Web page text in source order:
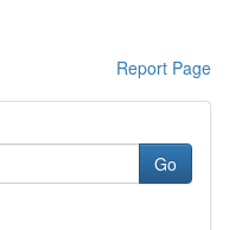
Report Page
Go